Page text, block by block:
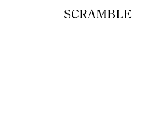
SCRAMBLE